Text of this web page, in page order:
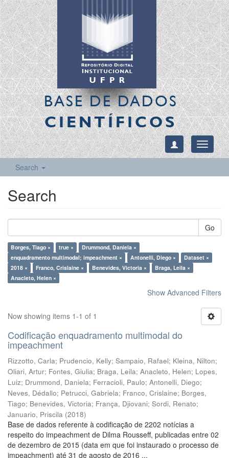
BASE DE DADOS
CIENTÍFICOS
Toggle
Search
Search
Go
Borges, Tiago × true ×
Drummond, Daniela ×
enquadramento multimodal; impeachment ×
Antonelli, Diego ×
Dataset ×
2018 ×
Franco, Crislaine × Benevides, Victoria ×
Braga, Leila ×
Anacleto, Helen ×
Show Advanced Filters
Now showing items 1-1 of 1
Codificação enquadramento multimodal do
impeachment
Rizzotto, Carla; Prudencio, Kelly; Sampaio, Rafael; Kleina, Nilton;
Oliari, Artur; Fontes, Giulia; Braga, Leila; Anacleto, Helen; Lopes,
Luiz; Drummond, Daniela; Ferracioli, Paulo; Antonelli, Diego;
Neves, Dédallo; Petrucci, Gabriela; Franco, Crislaine; Borges,
Tiago; Benevides, Victoria; França, Djiovani; Sordi, Renato;
Januario, Priscila (2018)
Base de dados referente à codificação de 2202 notícias a
respeito do impeachment de Dilma Rousseff, publicadas entre 02
de dezembro de 2015 (data em que foi instaurado o processo de
impeachment) até 31 de agosto de 2016 ...